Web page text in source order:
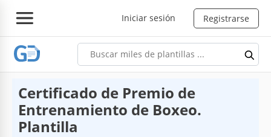
Iniciar sesión Registrarse
Certificado de Premio de
Entrenamiento de Boxeo.
Plantilla